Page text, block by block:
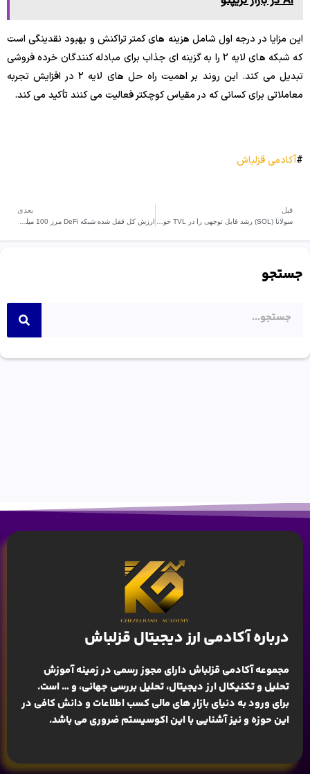
این مزایا در درجه اول شامل هزینه های کمتر تراکنش و بهبود نقدینگی است
که شبکه های لایه 2 را به گزینه ای جذاب برای مبادله کنندگان خرده فروشی
تبدیل می کند. این روند بر اهمیت راه حل های لایه 2 در افزایش تجربه
معاملاتی برای کسانی که در مقیاس کوچکتر فعالیت می کنند تأکید می کند.
#آکادمی قزلباش
قبل
سولانا (SOL) رشد قابل توجهی را در TVL خود تجربه میکند.!
بعدی
ارزش کل قفل شده شبکه DeFi مرز 100 میلیارد دلار را شکست.
جستجو
درباره آکادمی ارز دیجیتال قزلباش
مجموعه آکادمی قزلباش دارای مجوز رسمی در زمینهآموزش
تحلیل و تکنیکال ارز دیجیتال، تحلیل بررسی جهانی، و … است.
برای ورود به دنیای بازار های مالی کسب اطلاعات و دانش کافی در
این حوزه و نیز آشنایی با این اکوسیستم ضروری می باشد.